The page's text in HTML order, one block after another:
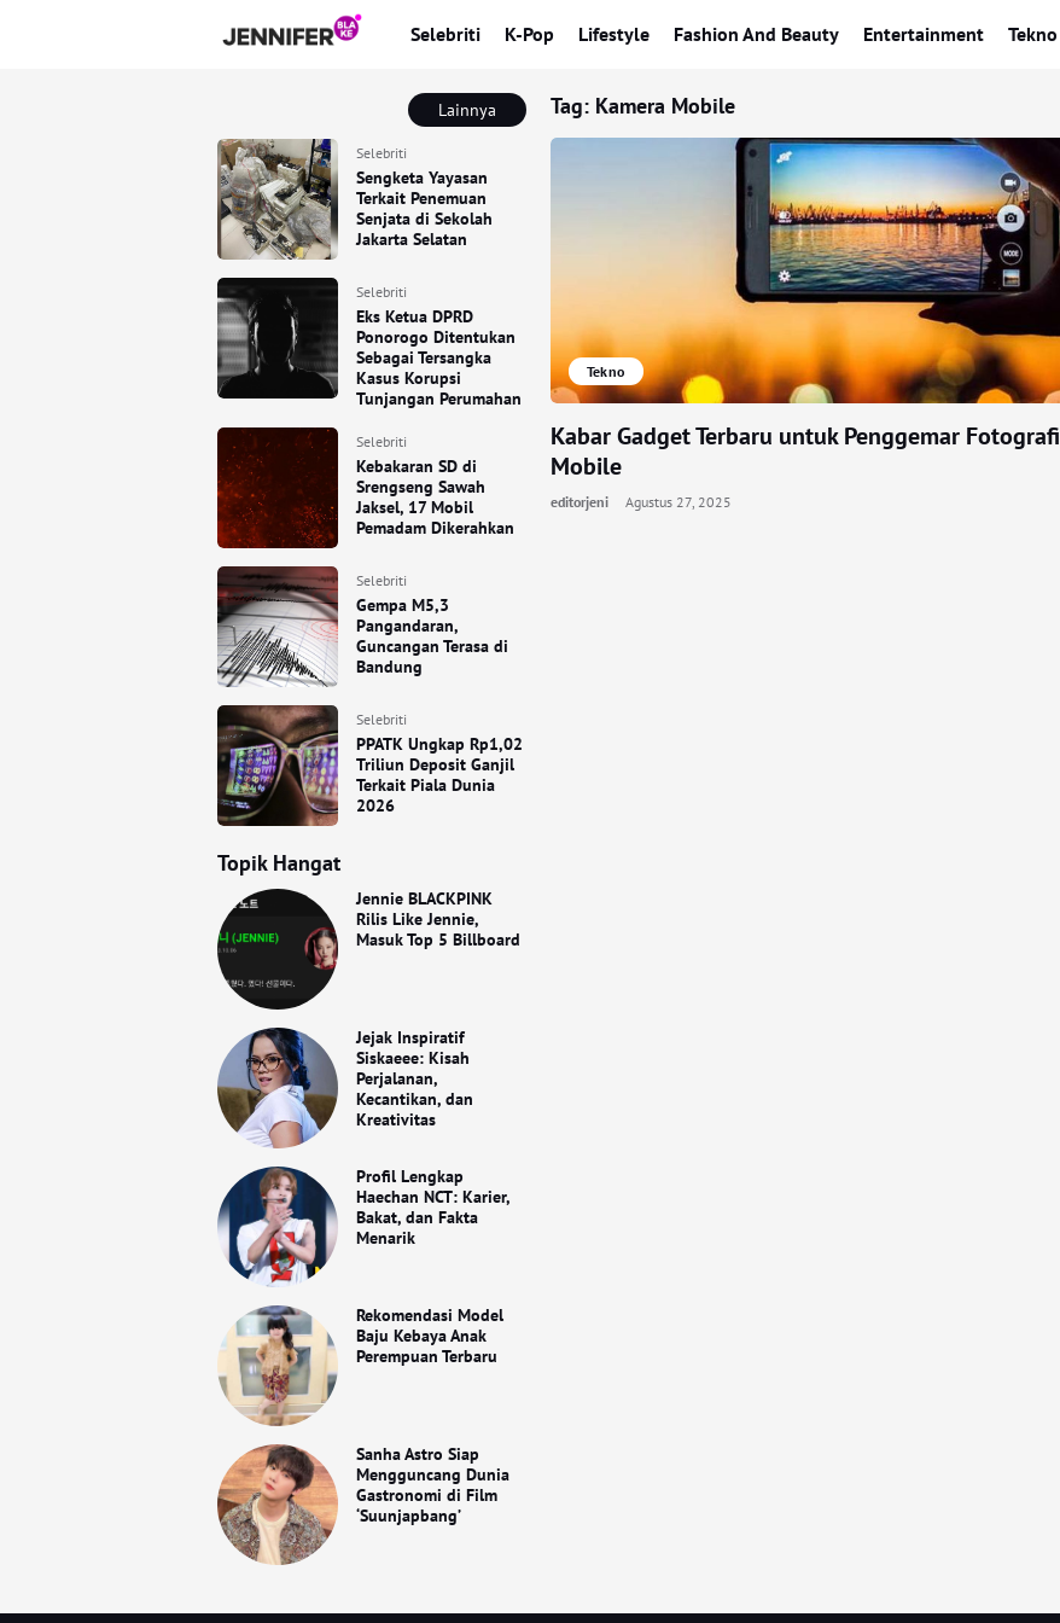
Selebriti K-Pop Lifestyle Fashion And Beauty Entertainment Tekno
Lainnya
Selebriti
Sengketa Yayasan
Terkait Penemuan
Senjata di Sekolah
Jakarta Selatan
Selebriti
Eks Ketua DPRD
Ponorogo Ditentukan
Sebagai Tersangka
Kasus Korupsi
Tunjangan Perumahan
Selebriti
Kebakaran SD di
Srengseng Sawah
Jaksel, 17 Mobil
Pemadam Dikerahkan
Selebriti
Gempa M5,3
Pangandaran,
Guncangan Terasa di
Bandung
Selebriti
PPATK Ungkap Rp1,02
Triliun Deposit Ganjil
Terkait Piala Dunia
2026
Topik Hangat
Jennie BLACKPINK
Rilis Like Jennie,
Masuk Top 5 Billboard
Jejak Inspiratif
Siskaeee: Kisah
Perjalanan,
Kecantikan, dan
Kreativitas
Profil Lengkap
Haechan NCT: Karier,
Bakat, dan Fakta
Menarik
Rekomendasi Model
Baju Kebaya Anak
Perempuan Terbaru
Sanha Astro Siap
Mengguncang Dunia
Gastronomi di Film
‘Suunjapbang’
Tag: Kamera Mobile
Tekno
Kabar Gadget Terbaru untuk Penggemar Fotografi
Mobile
editorjeni Agustus 27, 2025